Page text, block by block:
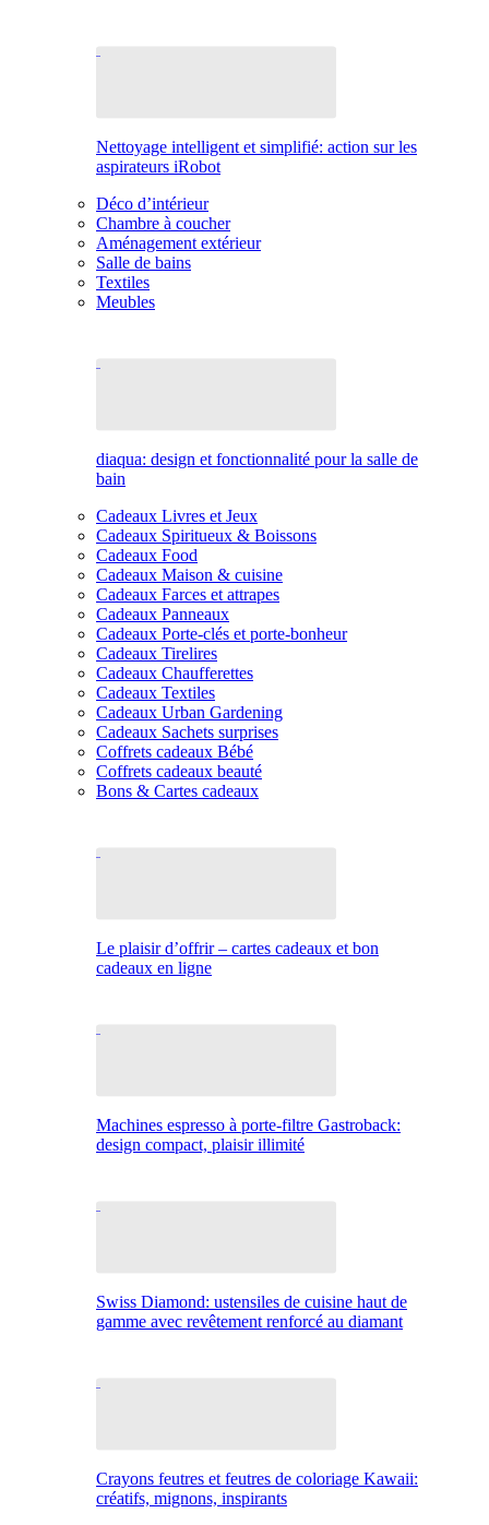
Nettoyage intelligent et simplifié: action sur les
aspirateurs iRobot
Déco d’intérieur
Chambre à coucher
Aménagement extérieur
Salle de bains
Textiles
Meubles
diaqua: design et fonctionnalité pour la salle de
bain
Cadeaux Livres et Jeux
Cadeaux Spiritueux & Boissons
Cadeaux Food
Cadeaux Maison & cuisine
Cadeaux Farces et attrapes
Cadeaux Panneaux
Cadeaux Porte-clés et porte-bonheur
Cadeaux Tirelires
Cadeaux Chaufferettes
Cadeaux Textiles
Cadeaux Urban Gardening
Cadeaux Sachets surprises
Coffrets cadeaux Bébé
Coffrets cadeaux beauté
Bons & Cartes cadeaux
Le plaisir d’offrir – cartes cadeaux et bon
cadeaux en ligne
Machines espresso à porte-filtre Gastroback:
design compact, plaisir illimité
Swiss Diamond: ustensiles de cuisine haut de
gamme avec revêtement renforcé au diamant
Crayons feutres et feutres de coloriage Kawaii:
créatifs, mignons, inspirants